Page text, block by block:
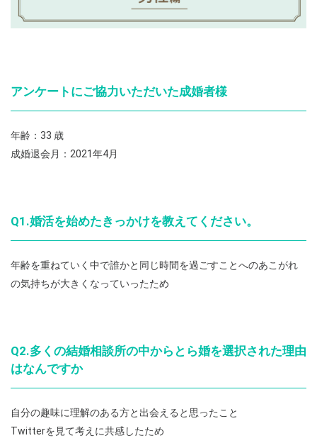
アンケートにご協力いただいた成婚者様
年齢：33 歳
成婚退会月：2021年4月
Q1.婚活を始めたきっかけを教えてください。
年齢を重ねていく中で誰かと同じ時間を過ごすことへのあこがれ
の気持ちが大きくなっていったため
Q2.多くの結婚相談所の中からとら婚を選択された理由
はなんですか
自分の趣味に理解のある方と出会えると思ったこと
Twitterを見て考えに共感したため